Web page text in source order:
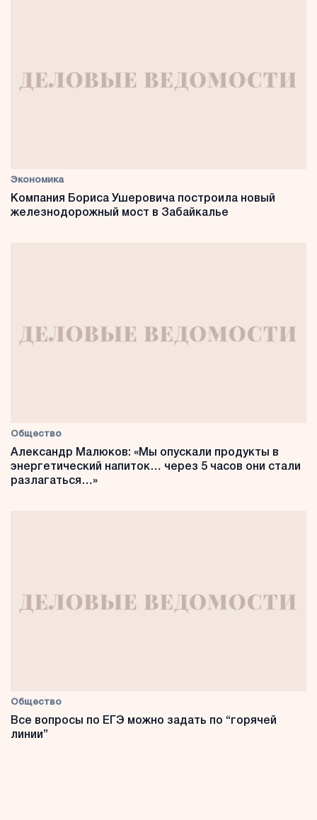
Экономика
Компания Бориса Ушеровича построила новый
железнодорожный мост в Забайкалье
Общество
Александр Малюков: «Мы опускали продукты в
энергетический напиток… через 5 часов они стали
разлагаться…»
Общество
Все вопросы по ЕГЭ можно задать по “горячей
линии”